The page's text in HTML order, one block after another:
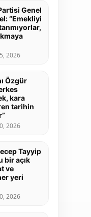
Genel
“Emekliyi
2026
Özgür
kara
tarihin
2026
Tayyip
bir açık
ve
yeri
2026